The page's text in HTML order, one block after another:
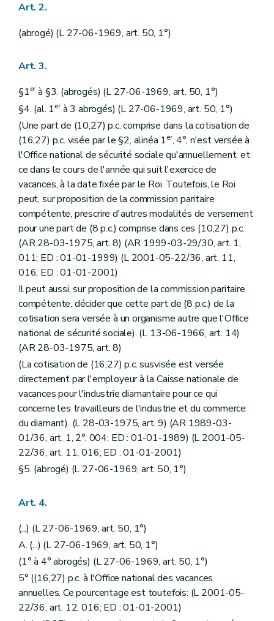
Art. 2.
(abrogé) (L 27-06-1969, art. 50, 1°)
Art. 3.
§1erà §3. (abrogés) (L 27-06-1969, art. 50, 1°)
§4. (al. 1erà 3 abrogés) (L 27-06-1969, art. 50, 1°)
(Une part de (10,27) p.c. comprise dans la cotisation de
(16,27) p.c. visée par le §2, alinéa 1er, 4°, n'est versée à
l'Office national de sécurité sociale qu'annuellement, et
ce dans le cours de l'année qui suit l'exercice de
vacances, à la date fixée par le Roi. Toutefois, le Roi
peut, sur proposition de la commission paritaire
compétente, prescrire d'autres modalités de versement
pour une part de (8 p.c.) comprise dans ces (10,27) p.c.
(AR 28-03-1975, art. 8) (AR 1999-03-29/30, art. 1,
011; ED : 01-01-1999) (L 2001-05-22/36, art. 11,
016; ED : 01-01-2001)
Il peut aussi, sur proposition de la commission paritaire
compétente, décider que cette part de (8 p.c.) de la
cotisation sera versée à un organisme autre que l'Office
national de sécurité sociale). (L 13-06-1966, art. 14)
(AR 28-03-1975, art. 8)
(La cotisation de (16,27) p.c. susvisée est versée
directement par l'employeur à la Caisse nationale de
vacances pour l'industrie diamantaire pour ce qui
concerne les travailleurs de l'industrie et du commerce
du diamant). (L 28-03-1975, art. 9) (AR 1989-03-
01/36, art. 1, 2°, 004; ED : 01-01-1989) (L 2001-05-
22/36, art. 11, 016; ED : 01-01-2001)
§5. (abrogé) (L 27-06-1969, art. 50, 1°)
Art. 4.
(...) (L 27-06-1969, art. 50, 1°)
A. (...) (L 27-06-1969, art. 50, 1°)
(1° à 4° abrogés) (L 27-06-1969, art. 50, 1°)
5° ((16,27) p.c. à l'Office national des vacances
annuelles. Ce pourcentage est toutefois: (L 2001-05-
22/36, art. 12, 016; ED : 01-01-2001)